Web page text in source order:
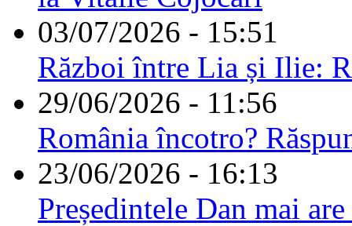
03/07/2026 - 15:51
Război între Lia și Ilie:
29/06/2026 - 11:56
România încotro?
23/06/2026 - 16:13
Președintele Dan mai